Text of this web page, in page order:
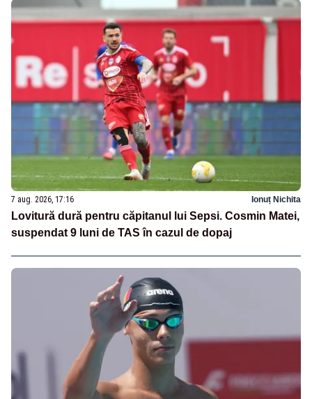
7 aug. 2026, 17:16 Ionuț Nichita
Lovitură dură pentru căpitanul lui Sepsi. Cosmin Matei,
suspendat 9 luni de TAS în cazul de dopaj